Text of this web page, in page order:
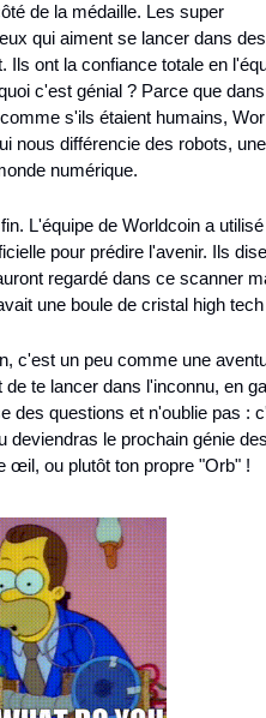
de la médaille. Les super
qui aiment se lancer dans
ont la confiance totale en
c'est génial ? Parce que
s'ils étaient humains,
nous différencie des robots,
numérique.
L'équipe de Worldcoin a
pour prédire l'avenir. Ils
regardé dans ce scanner
une boule de cristal high
c'est un peu comme une
te lancer dans l'inconnu, en
des questions et n'oublie pas :
deviendras le prochain génie
œil, ou plutôt ton propre "Orb" !